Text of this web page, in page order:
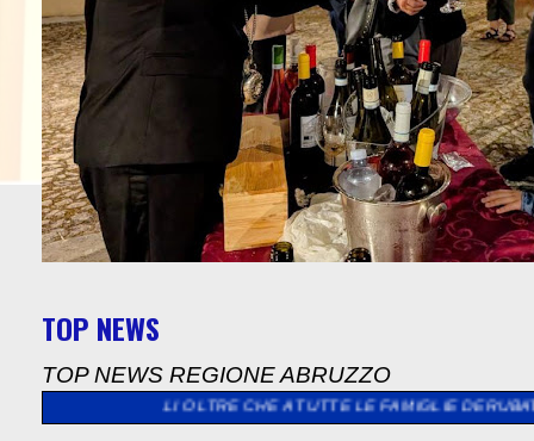
TOP NEWS
TOP NEWS REGIONE ABRUZZO
OLTRE CHE A TUTTE LE FAMIGLIE DERUBATE E LANCIA